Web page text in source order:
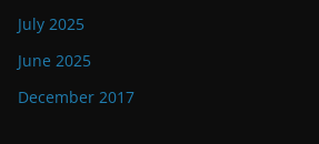
July 2025
June 2025
December 2017